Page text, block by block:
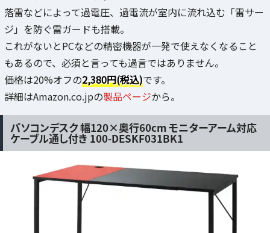
落雷などによって過電圧、過電流が室内に流れ込む「雷サー
ジ」を防ぐ雷ガードも搭載。
これがないとPCなどの精密機器が一発で使えなくなること
もあるので、必須と言っても過言ではありません。
価格は20%オフの2,380円(税込)です。
詳細はAmazon.co.jpの製品ページから。
パソコンデスク 幅120×奥行60cm モニターアーム対応
ケーブル通し付き 100-DESKF031BK1